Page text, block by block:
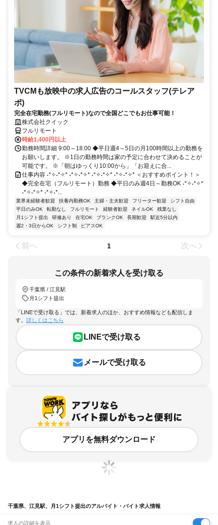
TVCMも放映中の求人広告のコールスタッフ(テレア
ポ)
完全在宅勤務(フルリモート)なので全国どこでもお仕事可能！
株式会社クイック
フルリモート
時給1,400円以上
勤務時間詳細 9:00～18:00 ◆平日週4～5日の月100時間以上の勤務を
お願いします。 ※1日の勤務時間は家の予定に合わせて決めることが
可能です。 ※「朝はゆっくり10:00から」「お迎えに合...
仕事内容 ˖*✧˖*✧* ˖*✧˖*✧* ˖*✧˖*✧* ˖*✧˖*✧* ＜おすすめポイント！＞
◆完全在宅（フルリモート）勤務 ◆平日のみ週4日～勤務OK ˖*✧˖*✧*
˖*✧˖*✧* ˖*✧˖*...
業界未経験者歓迎 扶養内勤務OK 主婦・主夫歓迎 フリーター歓迎
シフト自由
平日のみOK
転勤なし フルリモート 経験者歓迎 ネイルOK
残業なし
月1シフト提出
研修あり 在宅OK ブランクOK 長期歓迎
駅近5分以内
週2・3日からOK
シフト制 ピアスOK
前へ 1 次へ
この条件の新着求人を受け取る
千葉県 / 江見駅
月1シフト提出
「LINEで受け取る」では、新着求人のほか、おすすめ情報なども配信しま
す。 詳しくはこちら
LINEで受け取る
メールで受け取る
アプリを無料ダウンロード
千葉県、江見駅、月1シフト提出のアルバイト・バイト求人情報
求人の詳細を表示